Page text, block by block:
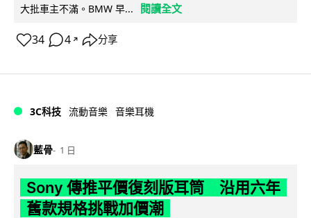
大批車主不滿。BMW 早...
閱讀全文
34 4 ↗ 分享
3C科技 流動音樂 音樂耳機
藍骨 1 日
Sony 傳推平價復刻版耳筒 沿用六年
舊款規格挑戰加價潮